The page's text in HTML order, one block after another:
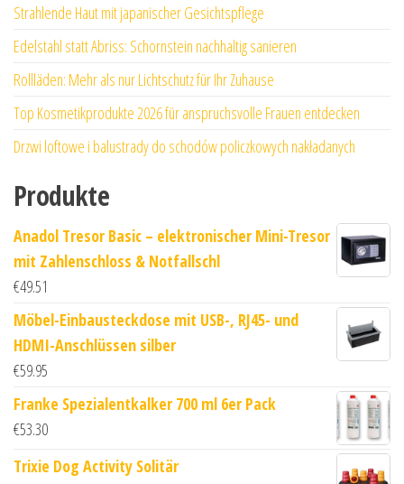
Strahlende Haut mit japanischer Gesichtspflege
Edelstahl statt Abriss: Schornstein nachhaltig sanieren
Rollläden: Mehr als nur Lichtschutz für Ihr Zuhause
Top Kosmetikprodukte 2026 für anspruchsvolle Frauen entdecken
Drzwi loftowe i balustrady do schodów policzkowych nakładanych
Produkte
Anadol Tresor Basic – elektronischer Mini-Tresor
mit Zahlenschloss & Notfallschl
€49.51
Möbel-Einbausteckdose mit USB-, RJ45- und
HDMI-Anschlüssen silber
€59.95
Franke Spezialentkalker 700 ml 6er Pack
€53.30
Trixie Dog Activity Solitär